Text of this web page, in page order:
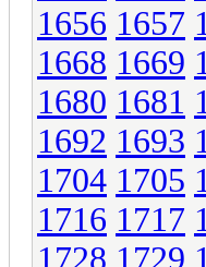
1656 1657
1668 1669
1680 1681
1692 1693
1704 1705
1716 1717
1728 1729